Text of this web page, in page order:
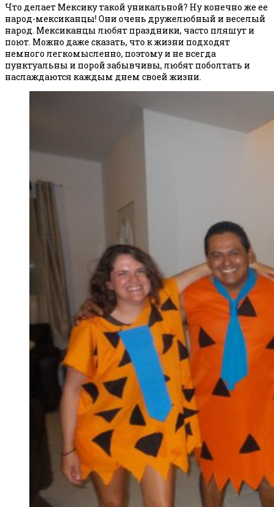
Что делает Мексику такой уникальной? Ну конечно же ее
народ-мексиканцы! Они очень дружелюбный и веселый
народ. Мексиканцы любят праздники, часто пляшут и
поют. Можно даже сказать, что к жизни подходят
немного легкомысленно, поэтому и не всегда
пунктуальны и порой забывчивы, любят поболтать и
наслаждаются каждым днем своей жизни.